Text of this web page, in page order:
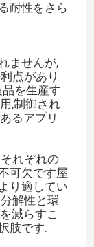
耐性をさら
ませんが,
点があり
を生産す
,制御され
るアプリ
れぞれの
可欠です屋
り適してい
解性と環
減らすこ
肢です.